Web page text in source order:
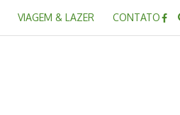
VIAGEM & LAZER CONTATO